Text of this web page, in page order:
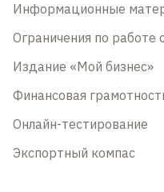
Информационные
Ограничения по работе
Издание «Мой бизнес»
Финансовая
Онлайн-тестирование
Экспортный компас